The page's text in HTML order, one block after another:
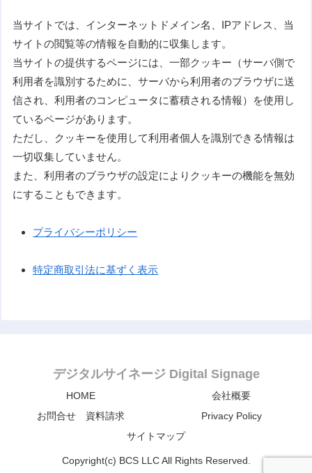
当サイトでは、インターネットドメイン名、IPアドレス、当
サイトの閲覧等の情報を自動的に収集します。
当サイトの提供するページには、一部クッキー（サーバ側で
利用者を識別するために、サーバから利用者のブラウザに送
信され、利用者のコンピュータに蓄積される情報）を使用し
ているページがあります。
ただし、クッキーを使用して利用者個人を識別できる情報は
一切収集していません。
また、利用者のブラウザの設定によりクッキーの機能を無効
にすることもできます。
プライバシーポリシー
特定商取引法に基ずく表示
デジタルサイネージ Digital Signage
HOME
会社概要
お問合せ 資料請求
Privacy Policy
サイトマップ
Copyright(c) BCS LLC All Rights Reserved.